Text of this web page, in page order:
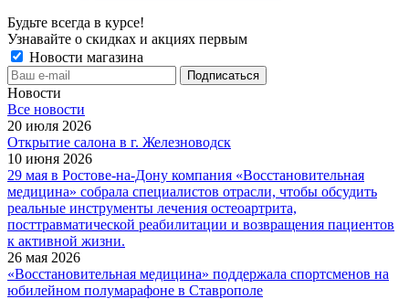
Будьте всегда в курсе!
Узнавайте о скидках и акциях первым
Новости магазина
Новости
Все новости
20 июля 2026
Открытие салона в г. Железноводск
10 июня 2026
29 мая в Ростове-на-Дону компания «Восстановительная
медицина» собрала специалистов отрасли, чтобы обсудить
реальные инструменты лечения остеоартрита,
посттравматической реабилитации и возвращения пациентов
к активной жизни.
26 мая 2026
«Восстановительная медицина» поддержала спортсменов на
юбилейном полумарафоне в Ставрополе